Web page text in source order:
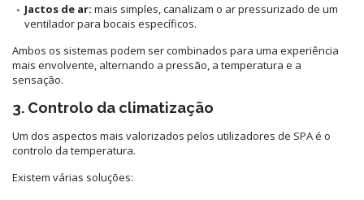
Jactos de ar: mais simples, canalizam o ar pressurizado de um
ventilador para bocais específicos.
Ambos os sistemas podem ser combinados para uma experiência
mais envolvente, alternando a pressão, a temperatura e a
sensação.
3. Controlo da climatização
Um dos aspectos mais valorizados pelos utilizadores de SPA é o
controlo da temperatura.
Existem várias soluções: